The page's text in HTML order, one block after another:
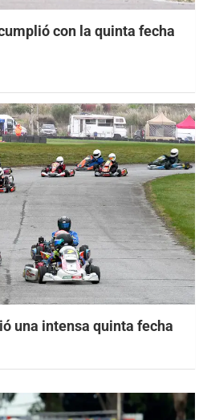
con la quinta fecha
una intensa quinta fecha